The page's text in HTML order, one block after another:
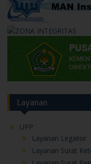
Layanan
UPP
Layanan Legalisir
Layanan Surat